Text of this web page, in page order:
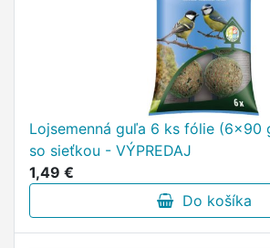
Lojsemenná guľa 6 ks fólie (6x90
so sieťkou - VÝPREDAJ
1,49 €
Do košíka